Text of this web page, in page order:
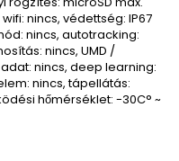
nincs, védettség: IP67
nincs, autotracking:
nincs, UMD /
adat: nincs, deep learning:
nincs, tápellátás:
hőmérséklet: -30C° ~